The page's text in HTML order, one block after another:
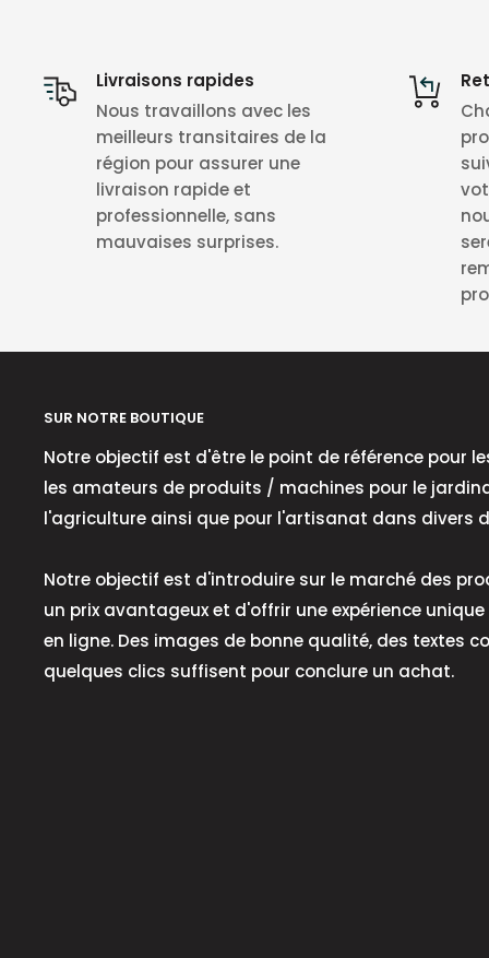
Scheda tecnica per lucidatrici
Motore
Possibile formazione di
Scheda per lucidatrici rotorbitale, a
Livraisons rapides
Nous travaillons avec les
meilleurs transitaires de la
région pour assurer une
livraison rapide et
professionnelle, sans
mauvaises surprises.
SUR NOTRE BOUTIQUE
Notre objectif est d'être le point de référence pour
les amateurs de produits / machines pour le
l'agriculture ainsi que pour l'artisanat dans divers
Notre objectif est d'introduire sur le marché des
un prix avantageux et d'offrir une expérience
en ligne. Des images de bonne qualité, des textes
quelques clics suffisent pour conclure un achat.